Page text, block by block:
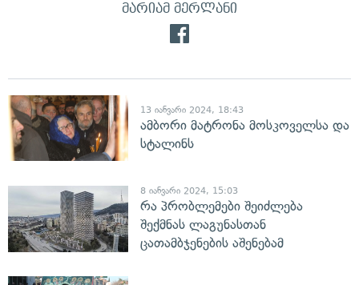
მარიამ მერლანი
13 იანვარი 2024, 18:43
ამბორი მატრონა მოსკოველსა და
სტალინს
8 იანვარი 2024, 15:03
რა პრობლემები შეიძლება
შექმნას ლაგუნასთან
ცათამბჯენების აშენებამ